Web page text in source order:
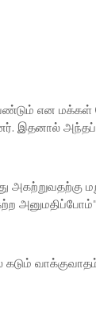
என
இதனால் அந்தப்
அகற்றுவதற்கு
அனுமதிப்போம்"